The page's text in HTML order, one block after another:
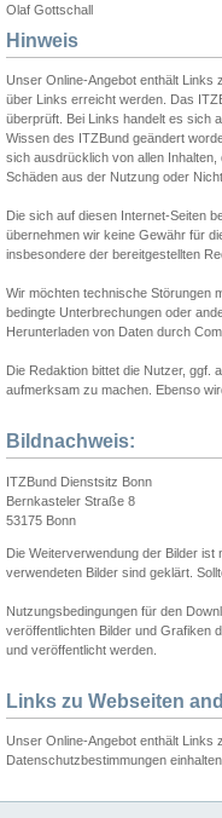
Olaf Gottschall
Hinweis
Unser Online-Angebot enthält Links
über Links erreicht werden. Das
überprüft. Bei Links handelt es sich
Wissen des ITZBund geändert
sich ausdrücklich von allen
Schäden aus der Nutzung oder
Die sich auf diesen Internet-Seiten
übernehmen wir keine Gewähr für
insbesondere der bereitgestellten
Wir möchten technische Störungen
bedingte Unterbrechungen oder
Herunterladen von Daten durch
Die Redaktion bittet die Nutzer, ggf.
aufmerksam zu machen. Ebenso
Bildnachweis:
ITZBund Dienstsitz Bonn
Bernkasteler Straße 8
53175 Bonn
Die Weiterverwendung der Bilder
verwendeten Bilder sind geklärt.
Nutzungsbedingungen für den
veröffentlichten Bilder und Grafiken
und veröffentlicht werden.
Links zu Webseiten
Unser Online-Angebot enthält Links
Datenschutzbestimmungen einhalten.